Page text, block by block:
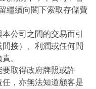
繼續向閣下索取存儲費
公司之間的交易而引
接）、利潤或任何間
。
取得政府牌照或許
，亦無法知道顧客是